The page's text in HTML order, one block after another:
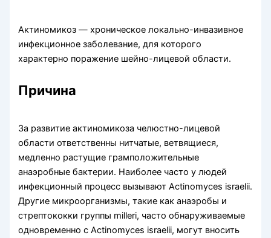
Актиномикоз — хроническое локально-инвазивное
инфекционное заболевание, для которого
характерно поражение шейно-лицевой области.
Причина
За развитие актиномикоза челюстно-лицевой
области ответственны нитчатые, ветвящиеся,
медленно рас­тущие грамположительные
анаэробные бактерии. Наиболее часто у людей
инфекционный процесс вызывают Actinomyces israelii.
Другие микроорганизмы, такие как анаэробы и
стрептококки группы milleri, часто обнаруживаемые
одновременно с Actinomyces israelii, могут вносить